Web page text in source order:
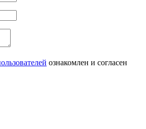
ознакомлен и согласен